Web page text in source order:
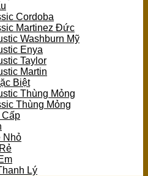
Cordoba
Martinez Đức
Washburn Mỹ
Enya
Taylor
Martin
Biệt
Thùng Mỏng
Thùng Mỏng
Cấp
Nhỏ
Lý